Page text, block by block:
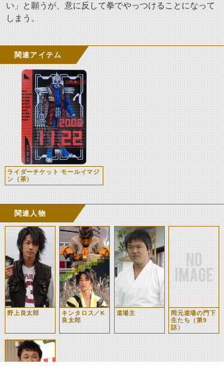
い」と願うが、意に反して拳でやっつけることになって
しまう。
関連アイテム
ライダーチケット モールイマジ
ン（茶）
関連人物
野上良太郎
キンタロス／K
良太郎
道場主
岡元道場の門下
生たち（第9
話）